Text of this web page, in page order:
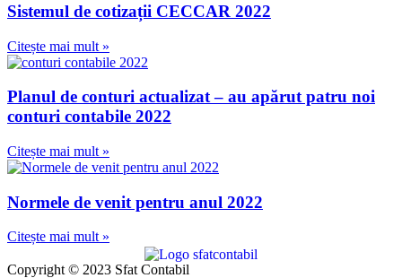
Sistemul de cotizații CECCAR 2022
Citește mai mult »
Planul de conturi actualizat – au apărut patru noi
conturi contabile 2022
Citește mai mult »
Normele de venit pentru anul 2022
Citește mai mult »
Copyright © 2023 Sfat Contabil